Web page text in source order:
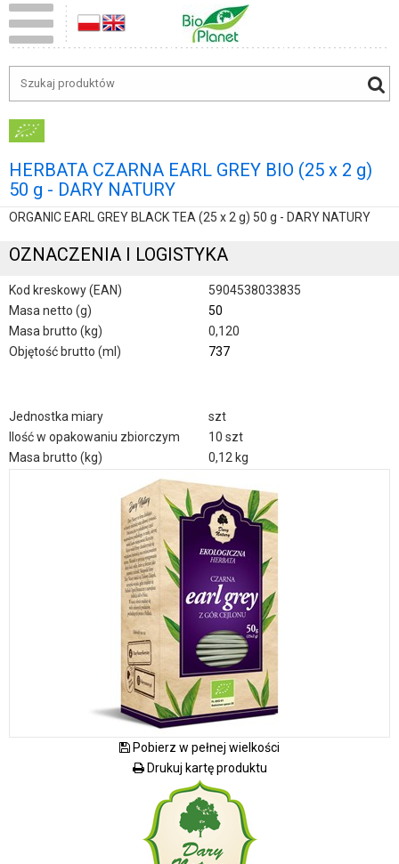
HERBATA CZARNA EARL GREY BIO (25 x 2 g)
50 g - DARY NATURY
ORGANIC EARL GREY BLACK TEA (25 x 2 g) 50 g - DARY NATURY
OZNACZENIA I LOGISTYKA
Kod kreskowy (EAN)
5904538033835
Masa netto (g)
50
Masa brutto (kg)
0,120
Objętość brutto (ml)
737
Jednostka miary
szt
Ilość w opakowaniu zbiorczym
10 szt
Masa brutto (kg)
0,12 kg
Pobierz w pełnej wielkości
Drukuj kartę produktu